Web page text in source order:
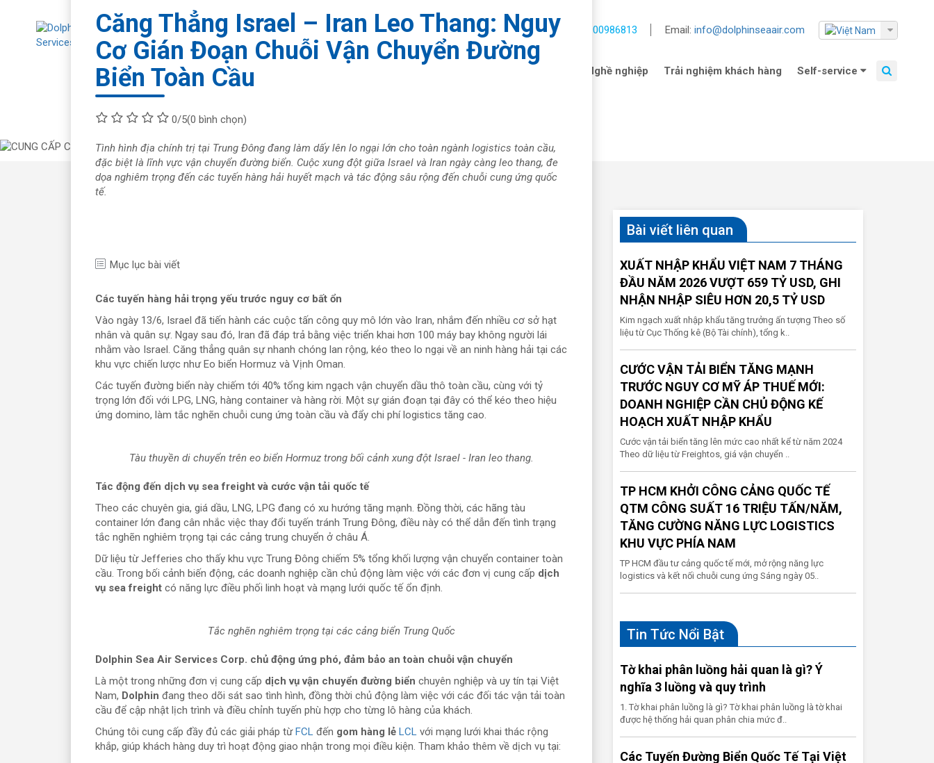
Hotline: 1900986813 Email: info@dolphinseaair.com
Về chúng tôi Nghề nghiệp Trải nghiệm khách hàng Self-service
Căng Thẳng Israel – Iran Leo Thang: Nguy
Cơ Gián Đoạn Chuỗi Vận Chuyển Đường
Biển Toàn Cầu
0/5(0 bình chọn)
Tình hình địa chính trị tại Trung Đông đang làm dấy lên lo ngại lớn cho toàn ngành logistics toàn cầu,
đặc biệt là lĩnh vực vận chuyển đường biển. Cuộc xung đột giữa Israel và Iran ngày càng leo thang, đe
dọa nghiêm trọng đến các tuyến hàng hải huyết mạch và tác động sâu rộng đến chuỗi cung ứng quốc
tế.
Mục lục bài viết
Các tuyến hàng hải trọng yếu trước nguy cơ bất ổn
Vào ngày 13/6, Israel đã tiến hành các cuộc tấn công quy mô lớn vào Iran, nhắm đến nhiều cơ sở hạt
nhân và quân sự. Ngay sau đó, Iran đã đáp trả bằng việc triển khai hơn 100 máy bay không người lái
nhằm vào Israel. Căng thẳng quân sự nhanh chóng lan rộng, kéo theo lo ngại về an ninh hàng hải tại các
khu vực chiến lược như Eo biển Hormuz và Vịnh Oman.
Các tuyến đường biển này chiếm tới 40% tổng kim ngạch vận chuyển dầu thô toàn cầu, cùng với tỷ
trọng lớn đối với LPG, LNG, hàng container và hàng rời. Một sự gián đoạn tại đây có thể kéo theo hiệu
ứng domino, làm tắc nghẽn chuỗi cung ứng toàn cầu và đẩy chi phí logistics tăng cao.
Tàu thuyền di chuyển trên eo biển Hormuz trong bối cảnh xung đột Israel - Iran leo thang.
Tác động đến dịch vụ sea freight và cước vận tải quốc tế
Theo các chuyên gia, giá dầu, LNG, LPG đang có xu hướng tăng mạnh. Đồng thời, các hãng tàu
container lớn đang cân nhắc việc thay đổi tuyến tránh Trung Đông, điều này có thể dẫn đến tình trạng
tắc nghẽn nghiêm trọng tại các cảng trung chuyển ở châu Á.
Dữ liệu từ Jefferies cho thấy khu vực Trung Đông chiếm 5% tổng khối lượng vận chuyển container toàn
cầu. Trong bối cảnh biến động, các doanh nghiệp cần chủ động làm việc với các đơn vị cung cấp dịch
vụ sea freight có năng lực điều phối linh hoạt và mạng lưới quốc tế ổn định.
Tắc nghẽn nghiêm trọng tại các cảng biển Trung Quốc
Dolphin Sea Air Services Corp. chủ động ứng phó, đảm bảo an toàn chuỗi vận chuyển
Là một trong những đơn vị cung cấp dịch vụ vận chuyển đường biển chuyên nghiệp và uy tín tại Việt
Nam, Dolphin đang theo dõi sát sao tình hình, đồng thời chủ động làm việc với các đối tác vận tải toàn
cầu để cập nhật lịch trình và điều chỉnh tuyến phù hợp cho từng lô hàng của khách.
Chúng tôi cung cấp đầy đủ các giải pháp từFCL đến gom hàng lẻ LCL với mạng lưới khai thác rộng
khắp, giúp khách hàng duy trì hoạt động giao nhận trong mọi điều kiện. Tham khảo thêm về dịch vụ tại:
Bài viết liên quan
XUẤT NHẬP KHẨU VIỆT NAM 7 THÁNG
ĐẦU NĂM 2026 VƯỢT 659 TỶ USD, GHI
NHẬN NHẬP SIÊU HƠN 20,5 TỶ USD
Kim ngạch xuất nhập khẩu tăng trưởng ấn tượng Theo số
liệu từ Cục Thống kê (Bộ Tài chính), tổng k..
CƯỚC VẬN TẢI BIỂN TĂNG MẠNH
TRƯỚC NGUY CƠ MỸ ÁP THUẾ MỚI:
DOANH NGHIỆP CẦN CHỦ ĐỘNG KẾ
HOẠCH XUẤT NHẬP KHẨU
Cước vận tải biển tăng lên mức cao nhất kể từ năm 2024
Theo dữ liệu từ Freightos, giá vận chuyển ..
TP HCM KHỞI CÔNG CẢNG QUỐC TẾ
QTM CÔNG SUẤT 16 TRIỆU TẤN/NĂM,
TĂNG CƯỜNG NĂNG LỰC LOGISTICS
KHU VỰC PHÍA NAM
TP HCM đầu tư cảng quốc tế mới, mở rộng năng lực
logistics và kết nối chuỗi cung ứng Sáng ngày 05..
Tin Tức Nổi Bật
Tờ khai phân luồng hải quan là gì? Ý
nghĩa 3 luồng và quy trình
1. Tờ khai phân luồng là gì? Tờ khai phân luồng là tờ khai
được hệ thống hải quan phân chia mức đ..
Các Tuyến Đường Biển Quốc Tế Tại Việt